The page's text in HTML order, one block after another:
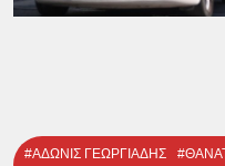
#ΑΔΩΝΙΣ ΓΕΩΡΓΙΑΔΗΣ